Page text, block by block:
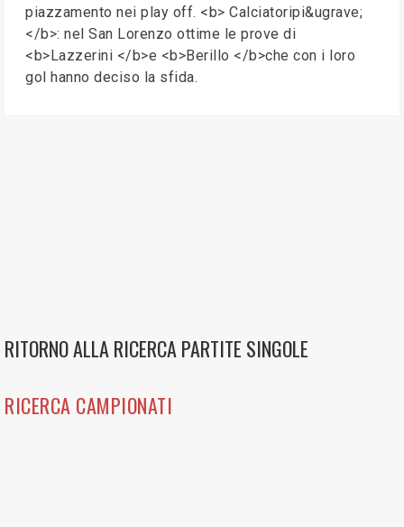
piazzamento nei play off. <b> Calciatoripi&ugrave;
</b>: nel San Lorenzo ottime le prove di
<b>Lazzerini </b>e <b>Berillo </b>che con i loro
gol hanno deciso la sfida.
RITORNO ALLA RICERCA PARTITE SINGOLE
RICERCA CAMPIONATI